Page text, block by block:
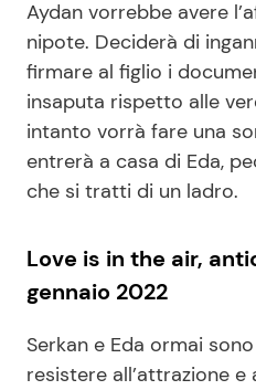
Aydan vorrebbe avere
nipote. Deciderà di
firmare al figlio i
insaputa rispetto alle
intanto vorrà fare una
entrerà a casa di Eda,
che si tratti di un ladro.
Love is in the air,
gennaio 2022
Serkan e Eda ormai
resistere all’attrazione